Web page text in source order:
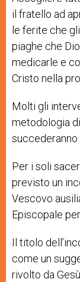
il fratello ad
le ferite che
piaghe che
medicarle e
Cristo nella
Molti gli
metodologia
succederanno
Per i soli
previsto un
Vescovo
Episcopale
Il titolo
come un
rivolto da